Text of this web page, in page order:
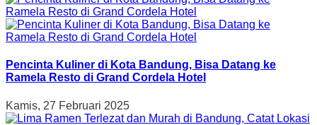
Pencinta Kuliner di Kota Bandung, Bisa Datang ke
Ramela Resto di Grand Cordela Hotel
Kamis, 27 Februari 2025